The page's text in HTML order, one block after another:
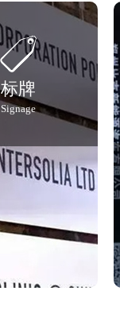
标牌
Signage